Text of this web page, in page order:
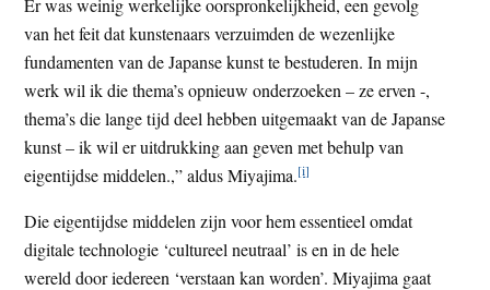
van het feit dat kunstenaars verzuimden de wezenlijke
fundamenten van de Japanse kunst te bestuderen. In mijn
werk wil ik die thema’s opnieuw onderzoeken – ze erven -,
thema’s die lange tijd deel hebben uitgemaakt van de Japanse
kunst – ik wil er uitdrukking aan geven met behulp van
eigentijdse middelen.,” aldus Miyajima.[i]
Die eigentijdse middelen zijn voor hem essentieel omdat
digitale technologie ‘cultureel neutraal’ is en in de hele
wereld door iedereen ‘verstaan kan worden’. Miyajima gaat